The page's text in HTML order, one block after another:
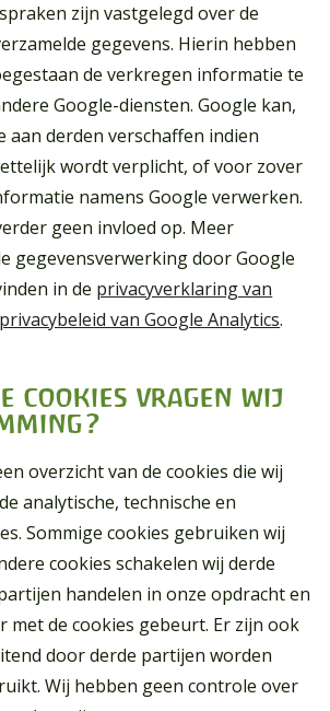
zijn vastgelegd over de
gegevens. Hierin hebben
de verkregen informatie te
Google-diensten. Google kan,
aan derden verschaffen indien
wordt verplicht, of voor zover
namens Google verwerken.
geen invloed op. Meer
gegevensverwerking door Google
in de privacyverklaring van
privacybeleid van Google Analytics.
cookies vragen wij
overzicht van de cookies die wij
analytische, technische en
Sommige cookies gebruiken wij
cookies schakelen wij derde
handelen in onze opdracht en
met de cookies gebeurt. Er zijn ook
door derde partijen worden
Wij hebben geen controle over